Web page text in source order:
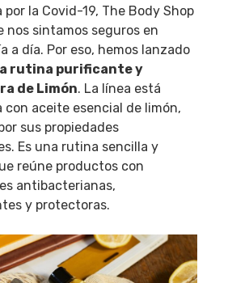
por la Covid-19, The Body Shop
nos sintamos seguros en
a día. Por eso, hemos lanzado
rutina purificante y
de Limón. La línea está
con aceite esencial de limón,
sus propiedades
Es una rutina sencilla y
reúne productos con
antibacterianas,
y protectoras.